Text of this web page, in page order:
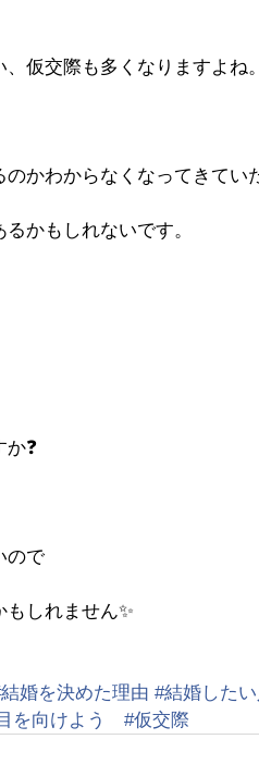
仮交際も多くなりますよね。
かわからなくなってきてい
かもしれないです。
❓
ので
しれません✨
婚を決めた理由 #結婚した
を向けよう #仮交際